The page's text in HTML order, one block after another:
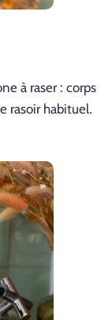
à raser : corps
rasoir habituel.